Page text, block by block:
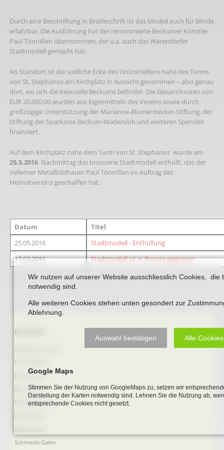
Durch eine Beschriftung in Brailleschrift ist das Modell auch für Blinde
erfahrbar. Die Ausführung hat der renommierte Beckumer Künstler
Paul Tönnißen übernommen, der u.a. auch das Warendorfer
Stadtmodell gemacht hat.
Als Standort ist die südliche Ecke des Grünstreifens nahe des Turms
von St. Stephanus am Kirchplatz in Aussicht genommen – also genau
dort, wo sich die Keimzelle Beckums befindet. Die Gesamtkosten von
EUR 20.000,00 wurden aus Eigenmitteln des Vereins sowie durch
großzügige Unterstützung der Marianne-Blumenbecker-Stiftung, der
Stiftung der Sparkasse Beckum-Wadersloh und weiteren Spenden
finanziert.
Auf dem Kirchplatz nahe dem Turm von St. Stephanus wurde am
25.5.2016Nachmittag das bronzene Stadtmodell enthüllt, das der
Vellerner Metallbildhauer Paul Tönnißen im Auftrag des
Heimatvereins geschaffen hat.
Datum
Titel
25.05.2016
Stadtmodell - Enthüllung
17.03.2016
Stadtmodell ist in Bronze gegossen
Navigation
Denkmale
Stephanus-Kirche
Hist. Rathaus
Domitorium
Wehrturm
Köttings Mühle
Windmühle
Ständehaus
Schmiede Galen
Wir nutzen auf unserer Website ausschliesslich Cookies, die
notwendig sind.
Alle weiteren Cookies stehen unten gesondert zur
Ablehnung.
Auswahl bestätigen Alle
Google Maps
Stimmen Sie der Nutzung von GoogleMaps zu, setzen wir
Darstellung der Karten notwendig sind. Lehnen Sie die Nutzung ab,
entsprechende Cookies nicht gesetzt.